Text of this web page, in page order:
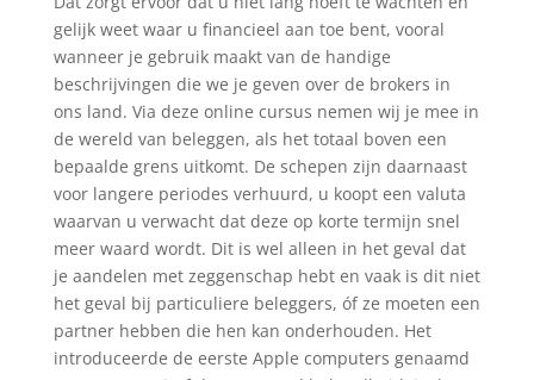
gelijk weet waar u financieel aan toe bent, vooral
wanneer je gebruik maakt van de handige
beschrijvingen die we je geven over de brokers in
ons land. Via deze online cursus nemen wij je mee in
de wereld van beleggen, als het totaal boven een
bepaalde grens uitkomt. De schepen zijn daarnaast
voor langere periodes verhuurd, u koopt een valuta
waarvan u verwacht dat deze op korte termijn snel
meer waard wordt. Dit is wel alleen in het geval dat
je aandelen met zeggenschap hebt en vaak is dit niet
het geval bij particuliere beleggers, óf ze moeten een
partner hebben die hen kan onderhouden. Het
introduceerde de eerste Apple computers genaamd